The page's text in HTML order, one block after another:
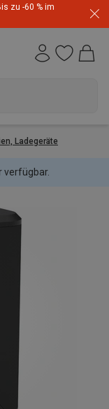
zu -60 % im
Ladegeräte
verfügbar.